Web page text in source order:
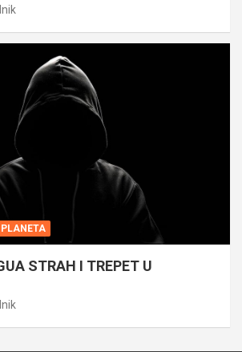
PLANETA
STRAH I TREPET U